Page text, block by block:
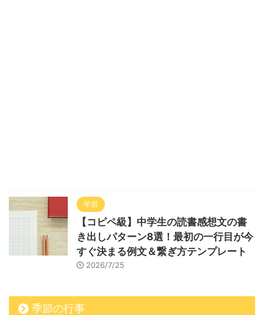
学習
【コピペ級】中学生の読書感想文の書
き出しパターン8選！最初の一行目が今
すぐ決まる例文＆繋ぎ方テンプレート
2026/7/25
季節の行事